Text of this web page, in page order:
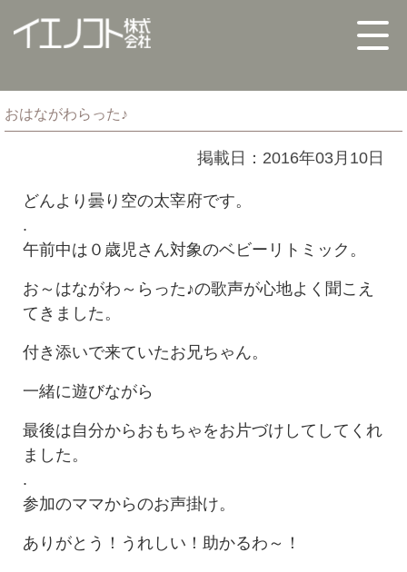
おはながわらった♪
掲載日：2016年03月10日
どんより曇り空の太宰府です。
.
午前中は０歳児さん対象のベビーリトミック。
お～はながわ～らった♪の歌声が心地よく聞こえ
てきました。
付き添いで来ていたお兄ちゃん。
一緒に遊びながら
最後は自分からおもちゃをお片づけしてしてくれ
ました。
.
参加のママからのお声掛け。
ありがとう！うれしい！助かるわ～！